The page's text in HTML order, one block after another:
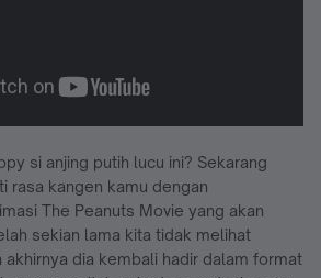
si anjing putih lucu ini? Sekarang
rasa kangen kamu dengan
The Peanuts Movie yang akan
sekian lama kita tidak melihat
akhirnya dia kembali hadir dalam format